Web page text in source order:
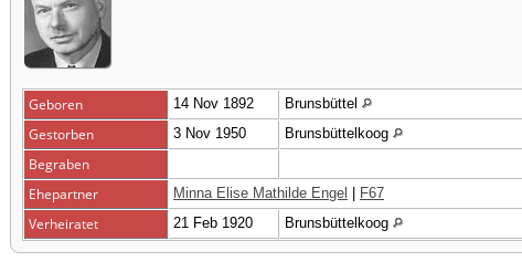
Geboren 14 Nov 1892 Brunsbüttel
Gestorben 3 Nov 1950 Brunsbüttelkoog
Begraben
Ehepartner
Minna Elise Mathilde Engel F67
Verheiratet 21 Feb 1920 Brunsbüttelkoog